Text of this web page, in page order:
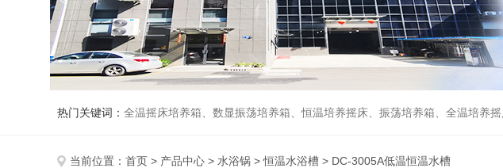
热门关键词： 全温摇床培养箱、数显振荡培养箱、恒温培养摇床、振荡培养箱、全温培养
当前位置： 首页 > 产品中心 > 水浴锅 >恒温水浴槽 > DC-3005A低温恒温水槽